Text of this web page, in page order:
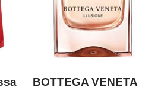
BOTTEGA VENETA